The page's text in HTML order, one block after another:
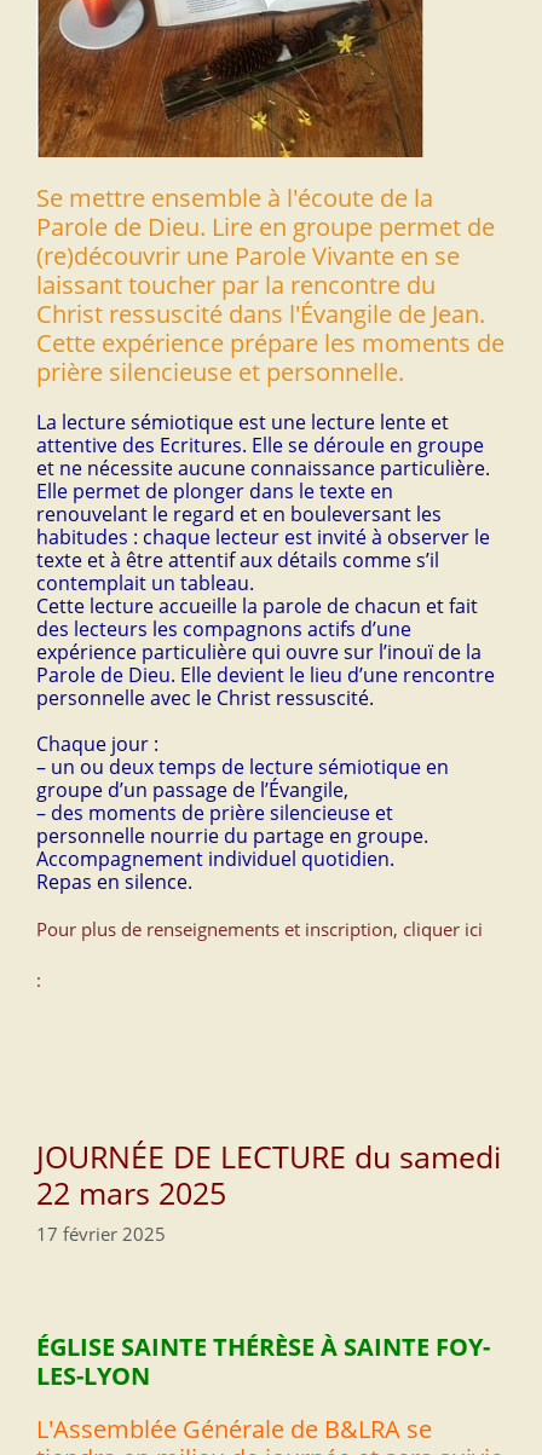
Se mettre ensemble à l'écoute de la
Parole de Dieu. Lire en groupe permet de
(re)découvrir une Parole Vivante en se
laissant toucher par la rencontre du
Christ ressuscité dans l'Évangile de Jean.
Cette expérience prépare les moments de
prière silencieuse et personnelle.
La lecture sémiotique est une lecture lente et
attentive des Ecritures. Elle se déroule en groupe
et ne nécessite aucune connaissance particulière.
Elle permet de plonger dans le texte en
renouvelant le regard et en bouleversant les
habitudes : chaque lecteur est invité à observer le
texte et à être attentif aux détails comme s’il
contemplait un tableau.
Cette lecture accueille la parole de chacun et fait
des lecteurs les compagnons actifs d’une
expérience particulière qui ouvre sur l’inouï de la
Parole de Dieu. Elle devient le lieu d’une rencontre
personnelle avec le Christ ressuscité.
Chaque jour :
– un ou deux temps de lecture sémiotique en
groupe d’un passage de l’Évangile,
– des moments de prière silencieuse et
personnelle nourrie du partage en groupe.
Accompagnement individuel quotidien.
Repas en silence.
Pour plus de renseignements et inscription, cliquer ici
:
JOURNÉE DE LECTURE du samedi
22 mars 2025
17 février 2025
ÉGLISE SAINTE THÉRÈSE À SAINTE FOY-
LES-LYON
L'Assemblée Générale de B&LRA se